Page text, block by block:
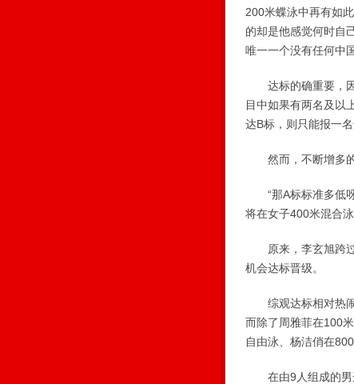
200米蝶泳中再有如
的却是他感觉何时自
唯一一个没有任何中
达标的确重要，因
目中如果有两名及以
达B标，则只能报一名
然而，不断增多的
“那A标标准多低呀
将在女子400米混合
原来，李玄旭跨过
机会达标晋级。
综观达标相对热闹
而除了周雅菲在100
自由泳、杨洁俏在
在由9人组成的男